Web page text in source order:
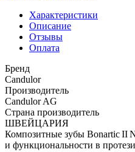
Характеристики
Описание
Отзывы
Оплата
Бренд
Candulor
Производитель
Candulor AG
Страна производитель
ШВЕЙЦАРИЯ
Композитные зубы Bonartic II
и функциональности в